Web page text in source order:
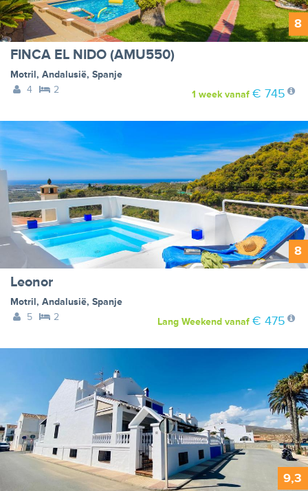
8
FINCA EL NIDO (AMU550)
Motril, Andalusië, Spanje
4
2 1 weekvanaf € 745
8
Leonor
Motril, Andalusië, Spanje
5
2 Lang Weekendvanaf € 475
9,3